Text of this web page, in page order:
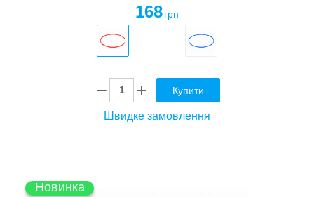
168 грн
Купити
Швидке замовлення
Новинка